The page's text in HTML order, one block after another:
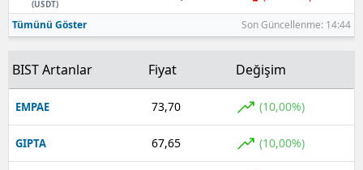
(USDT)
Tümünü Göster Son Güncellenme: 14:44
BIST Artanlar Fiyat Değişim
EMPAE 73,70 (10,00%)
GIPTA 67,65 (10,00%)